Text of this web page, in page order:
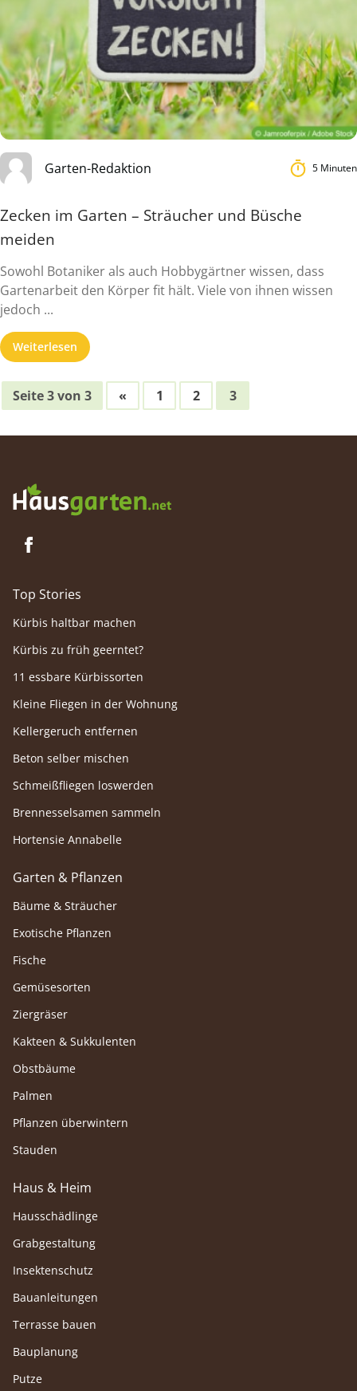
Garten-Redaktion 5 Minuten
Zecken im Garten – Sträucher und Büsche
meiden
Sowohl Botaniker als auch Hobbygärtner wissen, dass
Gartenarbeit den Körper fit hält. Viele von ihnen wissen
jedoch ...
Weiterlesen
Seite 3 von 3 « 1 2 3
Top Stories
Kürbis haltbar machen
Kürbis zu früh geerntet?
11 essbare Kürbissorten
Kleine Fliegen in der Wohnung
Kellergeruch entfernen
Beton selber mischen
Schmeißfliegen loswerden
Brennesselsamen sammeln
Hortensie Annabelle
Garten & Pflanzen
Bäume & Sträucher
Exotische Pflanzen
Fische
Gemüsesorten
Ziergräser
Kakteen & Sukkulenten
Obstbäume
Palmen
Pflanzen überwintern
Stauden
Haus & Heim
Hausschädlinge
Grabgestaltung
Insektenschutz
Bauanleitungen
Terrasse bauen
Bauplanung
Putze